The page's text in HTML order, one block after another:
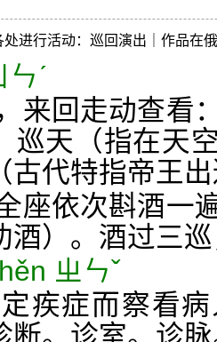
进行活动：巡回演出｜作品在
ˊ
来回走动查看
巡天（指在天
古代特指帝王
座依次斟酒一
酒）。酒过三
ㄓㄣˇ
疾症而察看